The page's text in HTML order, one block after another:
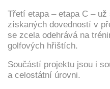
Třetí etapa – etapa C –
získaných dovedností v
se zcela odehrává na
golfových hřištích.
Součástí projektu jsou i
a celostátní úrovni.